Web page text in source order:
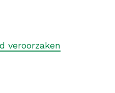
veroorzaken